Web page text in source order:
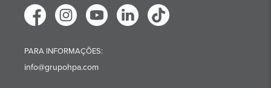
PARA INFORMAÇÕES:
info@grupohpa.com